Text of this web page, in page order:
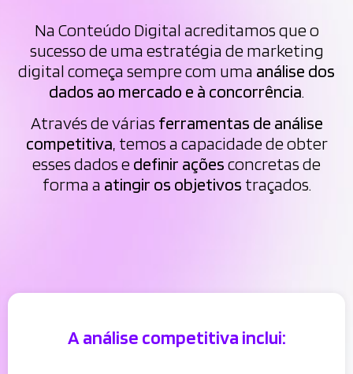
Na Conteúdo Digital acreditamos que o
sucesso de uma estratégia de marketing
digital começa sempre com uma análise dos
dados ao mercado e à concorrência.
Através de várias ferramentas de análise
competitiva, temos a capacidade de obter
esses dados e definir açõesconcretas de
forma a atingir os objetivos traçados.
A análise competitiva inclui: